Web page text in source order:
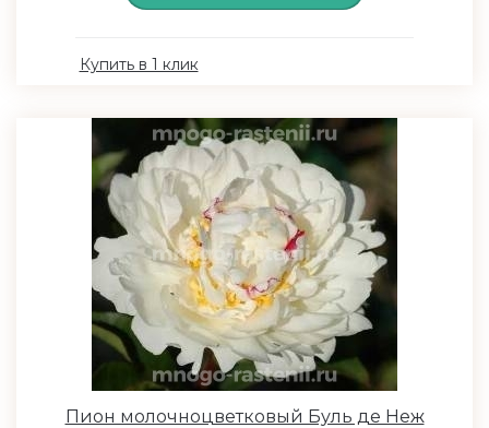
Купить в 1 клик
Пион молочноцветковый Буль де Неж